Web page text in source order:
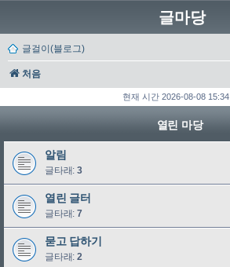
글마당
글걸이(블로그)
처음
현재 시간 2026-08-08 15:34
열린 마당
알림
글타래: 3
열린 글터
글타래: 7
묻고 답하기
글타래: 2